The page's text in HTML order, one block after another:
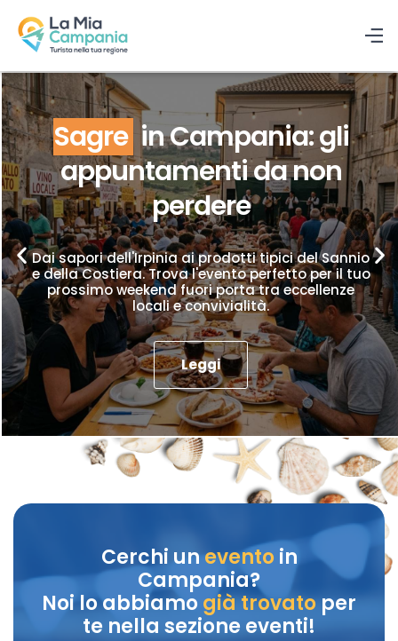
Sagre in Campania: gli
appuntamenti da non
perdere
Dai sapori dell'Irpinia ai prodotti tipici del Sannio
e della Costiera. Trova l'evento perfetto per il tuo
prossimo weekend fuori porta tra eccellenze
locali e convivialità.
Leggi
Cerchi unevento in
Campania?
Noi lo abbiamo già trovatoper
te nella sezione eventi!